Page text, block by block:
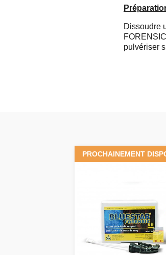
Dissoudre
pulvériser
PROCHAINEMENT